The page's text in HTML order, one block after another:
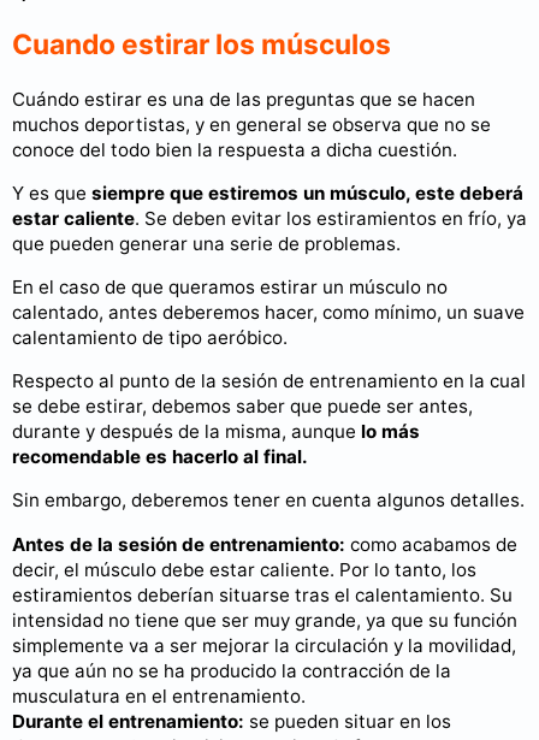
Cuando estirar los músculos
Cuándo estirar es una de las preguntas que se hacen
muchos deportistas, y en general se observa que no se
conoce del todo bien la respuesta a dicha cuestión.
Y es que siempre que estiremos un músculo, este deberá
estar caliente. Se deben evitar los estiramientos en frío, ya
que pueden generar una serie de problemas.
En el caso de que queramos estirar un músculo no
calentado, antes deberemos hacer, como mínimo, un suave
calentamiento de tipo aeróbico.
Respecto al punto de la sesión de entrenamiento en la cual
se debe estirar, debemos saber que puede ser antes,
durante y después de la misma, aunque lo más
recomendable es hacerlo al final.
Sin embargo, deberemos tener en cuenta algunos detalles.
Antes de la sesión de entrenamiento: como acabamos de
decir, el músculo debe estar caliente. Por lo tanto, los
estiramientos deberían situarse tras el calentamiento. Su
intensidad no tiene que ser muy grande, ya que su función
simplemente va a ser mejorar la circulación y la movilidad,
ya que aún no se ha producido la contracción de la
musculatura en el entrenamiento.
Durante el entrenamiento: se pueden situar en los